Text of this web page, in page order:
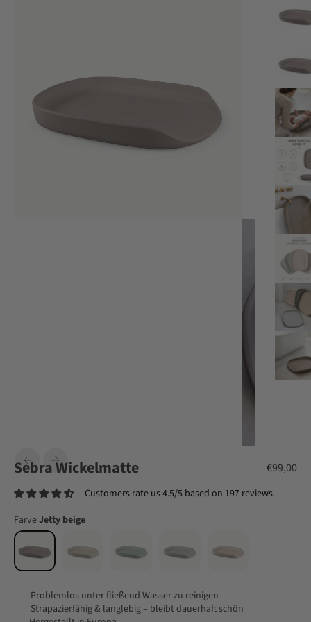
Sebra Wickelmatte Angebot
€99,00
Customers rate us 4.5/5 based on 197 reviews.
FarveJetty beige
Problemlos unter fließend Wasser zu reinigen
Strapazierfähig & langlebig – bleibt dauerhaft schön